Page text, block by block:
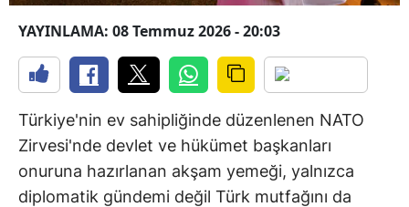
YAYINLAMA: 08 Temmuz 2026 - 20:03
Türkiye'nin ev sahipliğinde düzenlenen NATO
Zirvesi'nde devlet ve hükümet başkanları
onuruna hazırlanan akşam yemeği, yalnızca
diplomatik gündemi değil Türk mutfağını da